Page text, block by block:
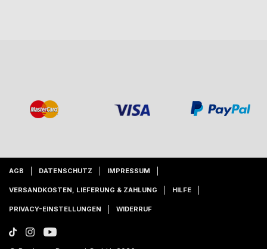
AGB DATENSCHUTZ IMPRESSUM
VERSANDKOSTEN, LIEFERUNG & ZAHLUNG HILFE
PRIVACY-EINSTELLUNGEN WIDERRUF